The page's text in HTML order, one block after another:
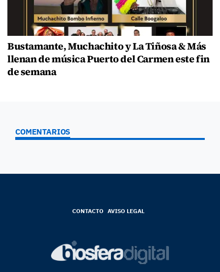
Bustamante, Muchachito y La Tiñosa & Más
llenan de música Puerto del Carmen este fin
de semana
COMENTARIOS
CONTACTO AVISO LEGAL